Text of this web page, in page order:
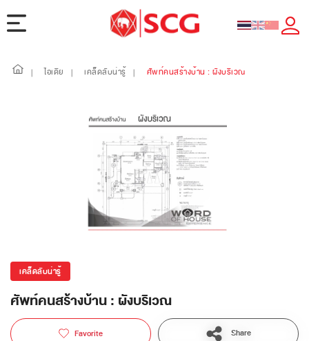
| ไอเดีย | เคล็ดลับน่ารู้ | ศัพท์คนสร้างบ้าน : ผังบริเวณ
เคล็ดลับน่ารู้
ศัพท์คนสร้างบ้าน : ผังบริเวณ
Favorite Share